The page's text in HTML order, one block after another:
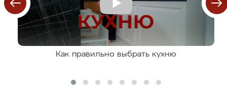
Как правильно выбрать кухню